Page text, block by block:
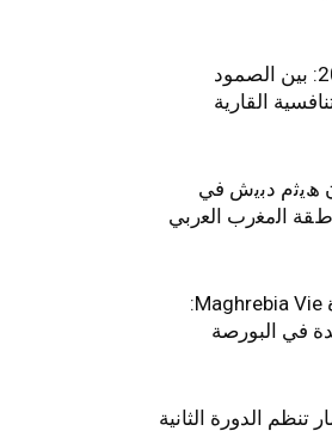
الاقتصاد التونسي 2025: بين الصمود
القارية
ھﯾﺛم دﺑﯾش ﻓﻲ
اﻟﻣﻐرب اﻟﻌرﺑﻲ
التأمينات المغربية حياة Maghrebia Vie:
في البورصة
تنظم الدورة الثانية